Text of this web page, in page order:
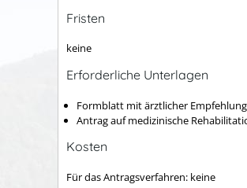
Fristen
keine
Erforderliche Unterlagen
Formblatt mit ärztlicher Empfehlung
Antrag auf medizinische
Kosten
Für das Antragsverfahren: keine